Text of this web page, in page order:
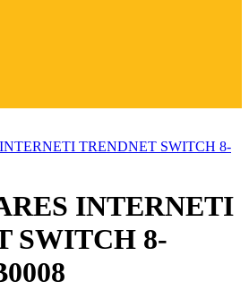
TRENDNET SWITCH 8-
INTERNETI
SWITCH 8-